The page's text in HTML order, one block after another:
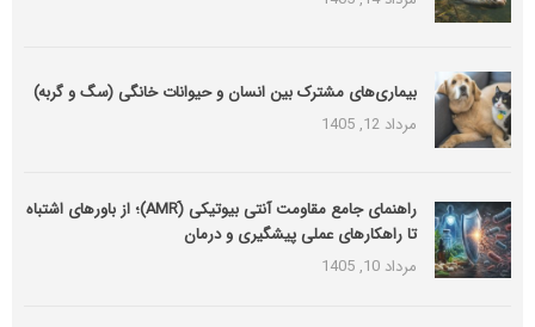
بیماری‌های مشترک بین انسان و حیوانات خانگی (سگ و گربه)
مرداد 12, 1405
راهنمای جامع مقاومت آنتی بیوتیکی (َAMR)؛ از باورهای اشتباه
تا راهکارهای عملی پیشگیری و درمان
مرداد 10, 1405